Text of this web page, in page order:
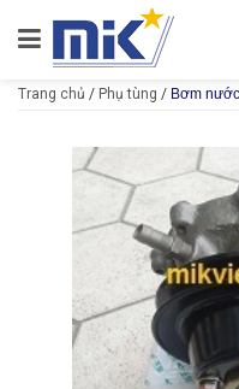
Trang chủ / Phụ tùng / Bơm